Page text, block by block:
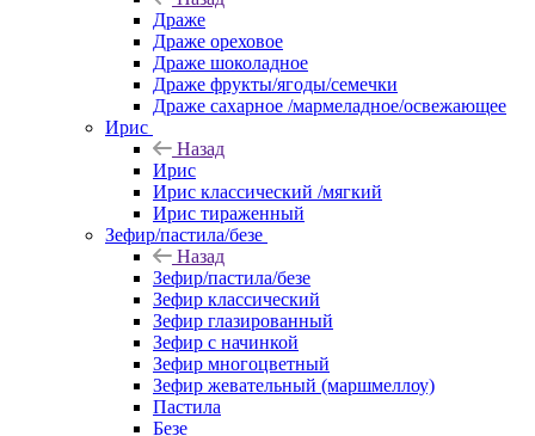
Драже
Драже ореховое
Драже шоколадное
Драже фрукты/ягоды/семечки
Драже сахарное /мармеладное/освежающее
Ирис
Назад
Ирис
Ирис классический /мягкий
Ирис тираженный
Зефир/пастила/безе
Назад
Зефир/пастила/безе
Зефир классический
Зефир глазированный
Зефир с начинкой
Зефир многоцветный
Зефир жевательный (маршмеллоу)
Пастила
Безе